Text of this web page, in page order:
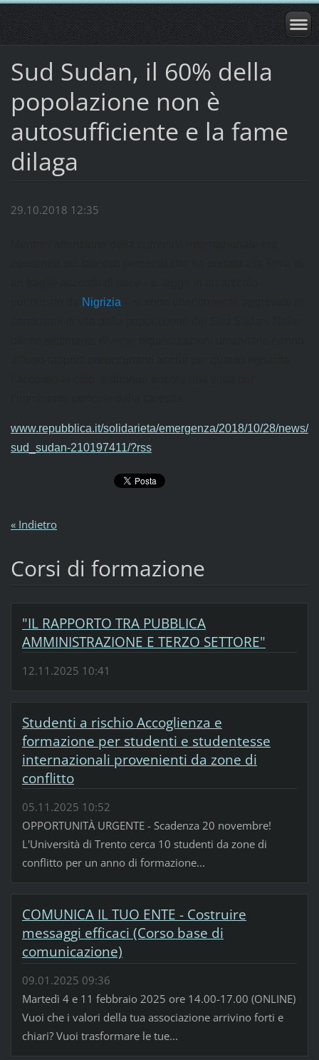
Sud Sudan, il 60% della
popolazione non è
autosufficiente e la fame
dilaga
29.10.2018 12:35
Nigrizia
www.repubblica.it/solidarieta/emergenza/2018/10/28/news/
sud_sudan-210197411/?rss
« Indietro
Corsi di formazione
"IL RAPPORTO TRA PUBBLICA
AMMINISTRAZIONE E TERZO SETTORE"
12.11.2025 10:41
Studenti a rischio Accoglienza e
formazione per studenti e studentesse
internazionali provenienti da zone di
conflitto
05.11.2025 10:52
OPPORTUNITÀ URGENTE - Scadenza 20 novembre!
L'Università di Trento cerca 10 studenti da zone di
conflitto per un anno di formazione...
COMUNICA IL TUO ENTE - Costruire
messaggi efficaci (Corso base di
comunicazione)
09.01.2025 09:36
Martedì 4 e 11 febbraio 2025 ore 14.00-17.00 (ONLINE)
Vuoi che i valori della tua associazione arrivino forti e
chiari? Vuoi trasformare le tue...